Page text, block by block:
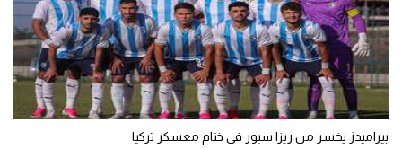
بيراميدز يخسر من ريزا سبور في ختام معسكر تركيا